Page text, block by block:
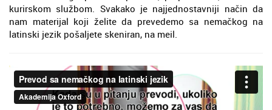
kurirskom službom. Svakako je najjednostavniji način da
nam materijal koji želite da prevedemo sa nemačkog na
latinski jezik pošaljete skeniran, na meil.